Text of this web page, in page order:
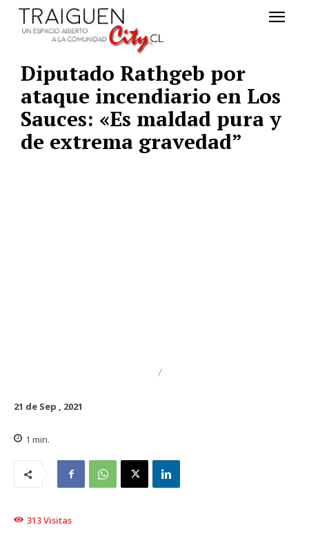
Diputado Rathgeb por
ataque incendiario en Los
Sauces: «Es maldad pura y
de extrema gravedad”
21 de Sep , 2021
1 min.
313Visitas